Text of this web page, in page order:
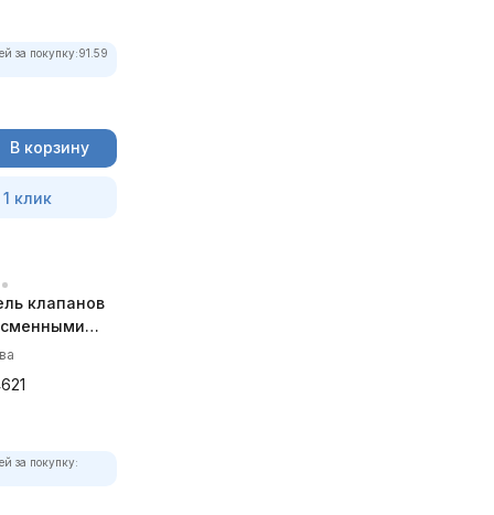
за покупку:91.59
В корзину
клик
клапанов
4621
за покупку: